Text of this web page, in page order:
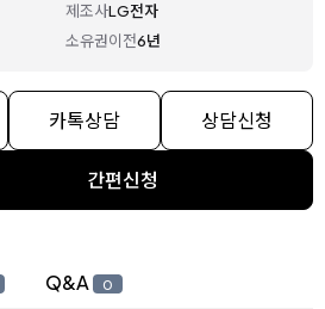
제조사LG전자
소유권이전6년
카톡상담 상담신청
간편신청
Q&A 0